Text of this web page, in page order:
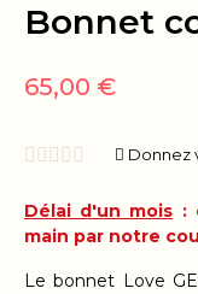
Bonnet
65,00 €
     Donnez
Délai d'un mois :
main par notre
Le bonnet Love